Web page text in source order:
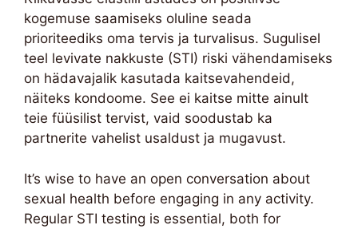
kogemuse saamiseks oluline seada
prioriteediks oma tervis ja turvalisus. Sugulisel
teel levivate nakkuste (STI) riski vähendamiseks
on hädavajalik kasutada kaitsevahendeid,
näiteks kondoome. See ei kaitse mitte ainult
teie füüsilist tervist, vaid soodustab ka
partnerite vahelist usaldust ja mugavust.
It’s wise to have an open conversation about
sexual health before engaging in any activity.
Regular STI testing is essential, both for